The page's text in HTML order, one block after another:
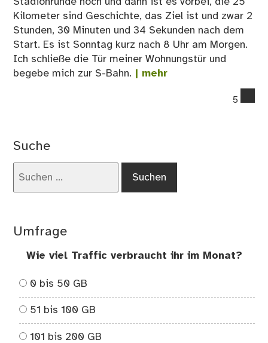
Kilometer sind Geschichte, das Ziel ist und zwar 2
Stunden, 30 Minuten und 34 Sekunden nach dem
Start. Es ist Sonntag kurz nach 8 Uhr am Morgen.
Ich schließe die Tür meiner Wohnungstür und
begebe mich zur S-Bahn. | mehr
5
Suche
Umfrage
Wie viel Traffic verbraucht ihr im Monat?
0 bis 50 GB
51 bis 100 GB
101 bis 200 GB